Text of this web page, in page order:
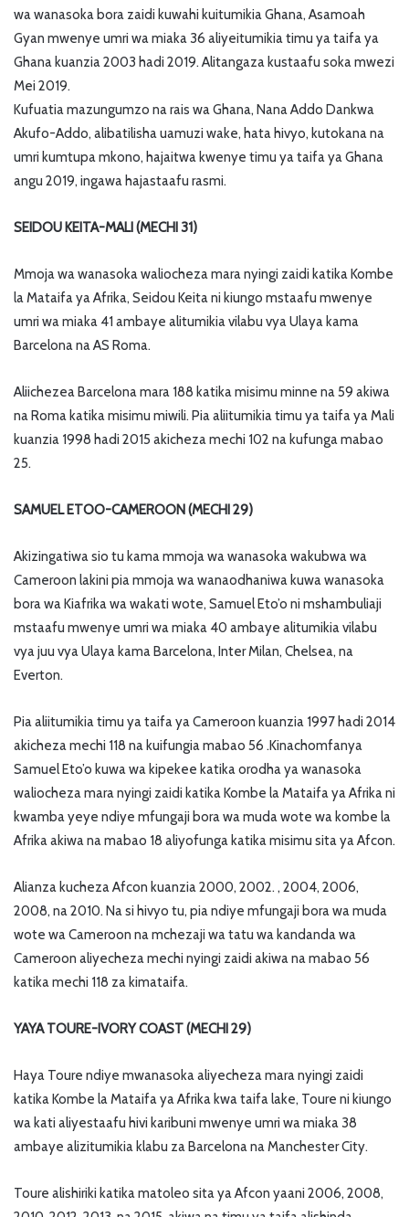
wa wanasoka bora zaidi kuwahi kuitumikia Ghana, Asamoah
Gyan mwenye umri wa miaka 36 aliyeitumikia timu ya taifa ya
Ghana kuanzia 2003 hadi 2019. Alitangaza kustaafu soka mwezi
Mei 2019.
Kufuatia mazungumzo na rais wa Ghana, Nana Addo Dankwa
Akufo-Addo, alibatilisha uamuzi wake, hata hivyo, kutokana na
umri kumtupa mkono, hajaitwa kwenye timu ya taifa ya Ghana
angu 2019, ingawa hajastaafu rasmi.
SEIDOU KEITA-MALI (MECHI 31)
Mmoja wa wanasoka waliocheza mara nyingi zaidi katika Kombe
la Mataifa ya Afrika, Seidou Keita ni kiungo mstaafu mwenye
umri wa miaka 41 ambaye alitumikia vilabu vya Ulaya kama
Barcelona na AS Roma.
Aliichezea Barcelona mara 188 katika misimu minne na 59 akiwa
na Roma katika misimu miwili. Pia aliitumikia timu ya taifa ya Mali
kuanzia 1998 hadi 2015 akicheza mechi 102 na kufunga mabao
25.
SAMUEL ETOO-CAMEROON (MECHI 29)
Akizingatiwa sio tu kama mmoja wa wanasoka wakubwa wa
Cameroon lakini pia mmoja wa wanaodhaniwa kuwa wanasoka
bora wa Kiafrika wa wakati wote, Samuel Eto’o ni mshambuliaji
mstaafu mwenye umri wa miaka 40 ambaye alitumikia vilabu
vya juu vya Ulaya kama Barcelona, Inter Milan, Chelsea, na
Everton.
Pia aliitumikia timu ya taifa ya Cameroon kuanzia 1997 hadi 2014
akicheza mechi 118 na kuifungia mabao 56 .Kinachomfanya
Samuel Eto’o kuwa wa kipekee katika orodha ya wanasoka
waliocheza mara nyingi zaidi katika Kombe la Mataifa ya Afrika ni
kwamba yeye ndiye mfungaji bora wa muda wote wa kombe la
Afrika akiwa na mabao 18 aliyofunga katika misimu sita ya Afcon.
Alianza kucheza Afcon kuanzia 2000, 2002. , 2004, 2006,
2008, na 2010. Na si hivyo tu, pia ndiye mfungaji bora wa muda
wote wa Cameroon na mchezaji wa tatu wa kandanda wa
Cameroon aliyecheza mechi nyingi zaidi akiwa na mabao 56
katika mechi 118 za kimataifa.
YAYA TOURE-IVORY COAST (MECHI 29)
Haya Toure ndiye mwanasoka aliyecheza mara nyingi zaidi
katika Kombe la Mataifa ya Afrika kwa taifa lake, Toure ni kiungo
wa kati aliyestaafu hivi karibuni mwenye umri wa miaka 38
ambaye alizitumikia klabu za Barcelona na Manchester City.
Toure alishiriki katika matoleo sita ya Afcon yaani 2006, 2008,